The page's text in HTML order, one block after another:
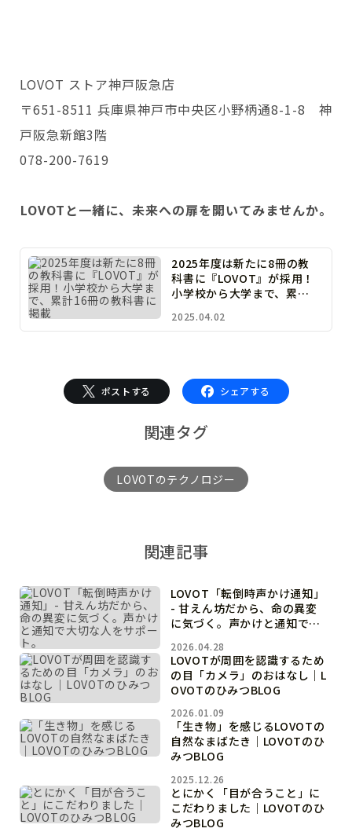
LOVOT ストア神戸阪急店
〒651-8511 兵庫県神戸市中央区小野柄通8-1-8 神
戸阪急新館3階
078-200-7619
LOVOTと一緒に、未来への扉を開いてみませんか。
2025年度は新たに8冊の教
科書に『LOVOT』が採用！
小学校から大学まで、累計1
2025.04.02
ポストする シェアする
関連タグ
LOVOTのテクノロジー
関連記事
LOVOT「転倒時声かけ通知」
- 甘えん坊だから、命の異変
に気づく。声かけと通知で大
2026.04.28
LOVOTが周囲を認識するため
の目「カメラ」のおはなし｜L
OVOTのひみつBLOG
2026.01.09
「生き物」を感じるLOVOTの
自然なまばたき｜LOVOTのひ
みつBLOG
2025.12.26
とにかく「目が合うこと」に
こだわりました｜LOVOTのひ
みつBLOG